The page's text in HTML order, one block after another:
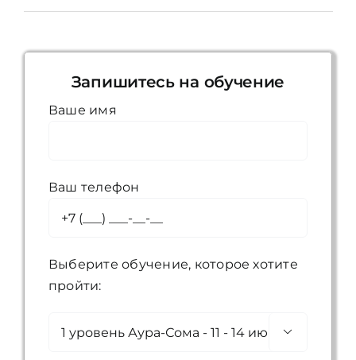
Запишитесь на обучение
Ваше имя
Ваш телефон
Выберите обучение, которое хотите
пройти:
